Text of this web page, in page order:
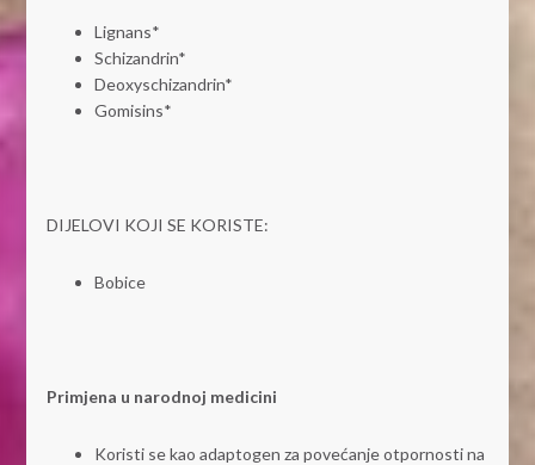
Lignans*
Schizandrin*
Deoxyschizandrin*
Gomisins*
DIJELOVI KOJI SE KORISTE:
Bobice
Primjena u narodnoj medicini
Koristi se kao adaptogen za povećanje otpornosti na